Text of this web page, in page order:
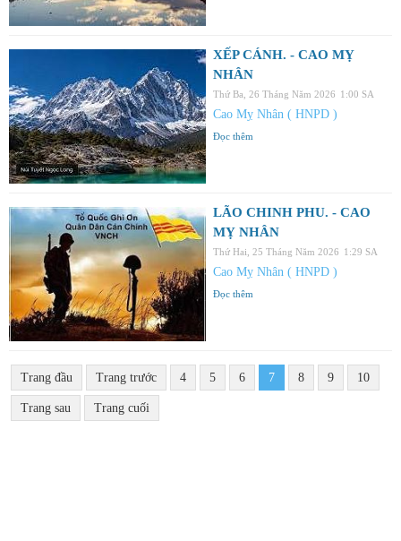
XẾP CÁNH. - CAO MỴ
NHÂN
Thứ Ba, 26 Tháng Năm 2026 1:00 SA
Cao Mỵ Nhân ( HNPD )
Đọc thêm
LÃO CHINH PHU. - CAO
MỴ NHÂN
Thứ Hai, 25 Tháng Năm 2026 1:29 SA
Cao Mỵ Nhân ( HNPD )
Đọc thêm
Trang đầu Trang trước 4 5 6 7 8 9 10
Trang sau Trang cuối